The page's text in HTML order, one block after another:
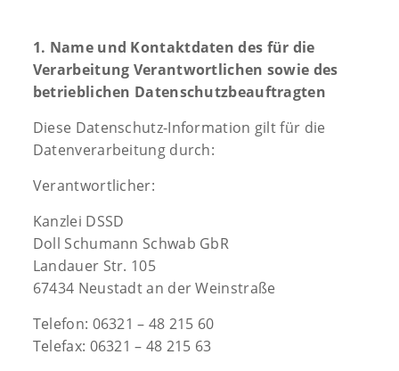
1. Name und Kontaktdaten des für die
Verarbeitung Verantwortlichen sowie des
betrieblichen Datenschutzbeauftragten
Diese Datenschutz-Information gilt für die
Datenverarbeitung durch:
Verantwortlicher:
Kanzlei DSSD
Doll Schumann Schwab GbR
Landauer Str. 105
67434 Neustadt an der Weinstraße
Telefon: 06321 – 48 215 60
Telefax: 06321 – 48 215 63